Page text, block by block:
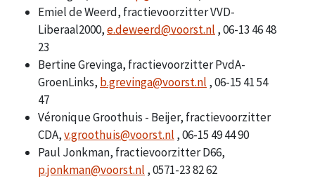
Emiel de Weerd, fractievoorzitter VVD-
Liberaal2000,e.deweerd@voorst.nl , 06-13 46 48
23
Bertine Grevinga, fractievoorzitter PvdA-
GroenLinks, b.grevinga@voorst.nl , 06-15 41 54
47
Véronique Groothuis - Beijer, fractievoorzitter
CDA,v.groothuis@voorst.nl , 06-15 49 44 90
Paul Jonkman, fractievoorzitter D66,
p.jonkman@voorst.nl , 0571-23 82 62